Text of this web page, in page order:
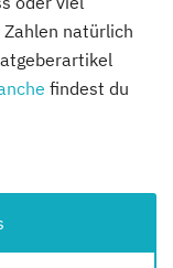
natürlich
findest du